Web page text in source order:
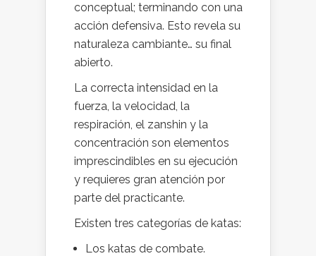
conceptual; terminando con una
acción defensiva. Esto revela su
naturaleza cambiante… su final
abierto.
La correcta intensidad en la
fuerza, la velocidad, la
respiración, el zanshin y la
concentración son elementos
imprescindibles en su ejecución
y requieres gran atención por
parte del practicante.
Existen tres categorías de katas:
Los katas de combate.